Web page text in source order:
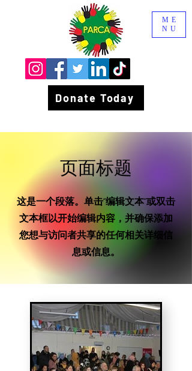
Donate Today
ME
NU
页面标题
这是一个段落。单击“编辑文本”或双击
文本框以开始编辑内容，并确保添加
您想与访问者共享的任何相关详细信
息或信息。